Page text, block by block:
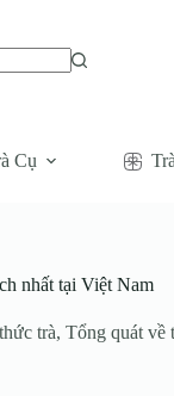
Cụ
nhất tại Việt Nam
trà, Tổng quát về